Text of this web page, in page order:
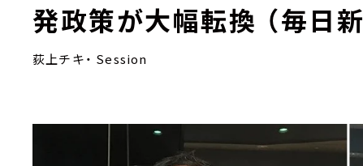
発政策が大幅転換 （毎日
荻上チキ・ Session